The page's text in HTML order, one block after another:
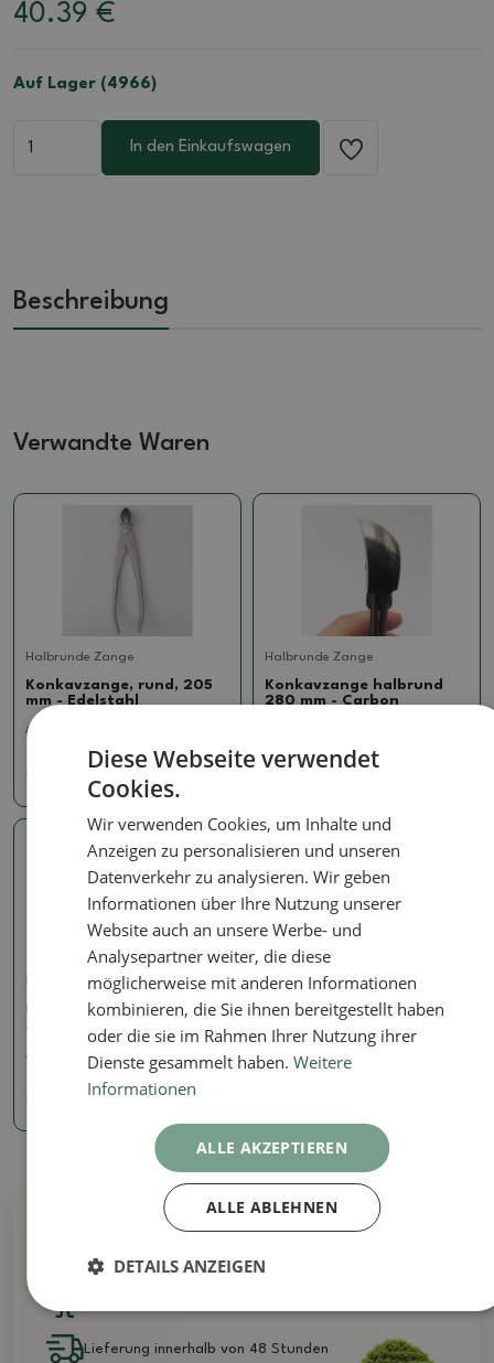
40.39 €
Auf Lager (4966)
In den Einkaufswagen
Beschreibung
Verwandte Waren
Halbrunde Zange
Konkavzange, rund, 205
mm - Edelstahl
Artikelnummer:
40.39 €
Halbrunde Zange
Konkavzange halbrund
280 mm - Carbon
49.04 €
Halbrunde Zange
Konkavzange halbrund
205 mm - Carbon
Artikelnummer: BM-C3B
24.31 €
Warum bei uns kaufen?
Lieferung innerhalb von 48 Stunden
Diese Webseite verwendet
Cookies.
Wir verwenden Cookies, um Inhalte und
Anzeigen zu personalisieren und unseren
Datenverkehr zu analysieren. Wir geben
Informationen über Ihre Nutzung unserer
Website auch an unsere Werbe- und
Analysepartner weiter, die diese
möglicherweise mit anderen Informationen
kombinieren, die Sie ihnen bereitgestellt haben
oder die sie im Rahmen Ihrer Nutzung ihrer
Dienste gesammelt haben.Weitere
Informationen
ALLE AKZEPTIEREN
ALLE ABLEHNEN
DETAILS ANZEIGEN